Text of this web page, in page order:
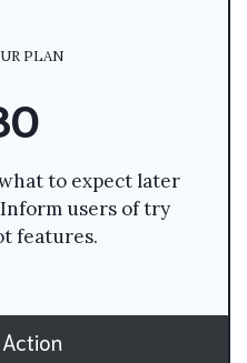
PLAN
to expect later
users of try
features.